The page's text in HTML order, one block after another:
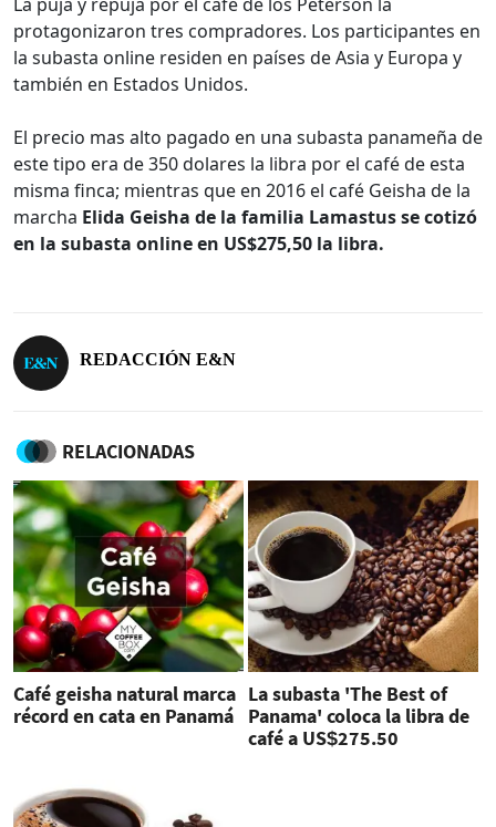
protagonizaron tres compradores. Los participantes en
la subasta online residen en países de Asia y Europa y
también en Estados Unidos.
El precio mas alto pagado en una subasta panameña de
este tipo era de 350 dolares la libra por el café de esta
misma finca; mientras que en 2016 el café Geisha de la
marcha Elida Geisha de la familia Lamastus se cotizó
en la subasta online en US$275,50 la libra.
REDACCIÓN E&N
RELACIONADAS
Café geisha natural marca
récord en cata en Panamá
La subasta 'The Best of
Panama' coloca la libra de
café a US$275.50